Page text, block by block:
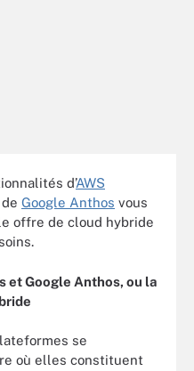
d’AWS
Google Anthos vous
offre de cloud hybride
et Google Anthos, ou la
se
où elles constituent